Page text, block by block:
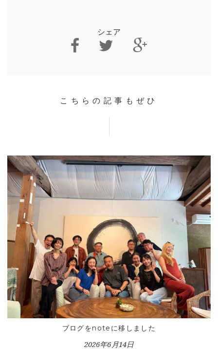
シェア
こちらの記事もぜひ
ブログをnoteに移しました
2026年6月14日